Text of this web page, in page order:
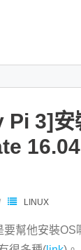
Pi 3]安
LINUX
幫他安裝OS